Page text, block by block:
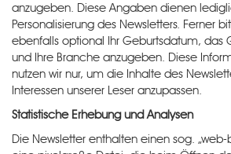
anzugeben. Diese Angaben dienen
Personalisierung des Newsletters. Ferner
ebenfalls optional Ihr Geburtsdatum, das
und Ihre Branche anzugeben. Diese
nutzen wir nur, um die Inhalte des
Interessen unserer Leser anzupassen.
Statistische Erhebung und Analysen
Die Newsletter enthalten einen sog. „web-